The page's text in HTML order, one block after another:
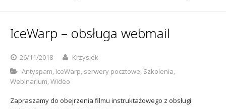
Sophos
Polityka prywatności
IceWarp – obsługa webmail
26/11/2018
Krzysiek
Antyspam, IceWarp, serwery pocztowe, Szkolenia,
Webinarium,Wideo
Zapraszamy do obejrzenia filmu instruktażowego z obsługi